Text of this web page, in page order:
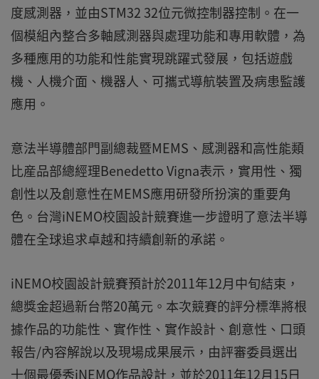
度感測器，並由STM32 32位元微控制器控制。在一
個模組內整合多軸感測器與處理功能和專用軟體，為
多種應用的功能和性能實現跳躍式發展，包括遊戲
機、人機介面、機器人、可攜式導航裝置及病患監護
應用。
意法半導體部門副總裁暨MEMS、感測器和高性能類
比産品部總經理Benedetto Vigna表示，實用性、獨
創性以及創意性在MEMS應用研發所扮演的重要角
色。台灣iNEMO校園設計競賽進一步證明了意法半導
體在全球追求卓越和持續創新的承諾。
iNEMO校園設計競賽預計於2011年12月中旬結束，
總獎金超過新台幣20萬元。本次競賽的評分標準將根
據作品的功能性、實作性、實作設計、創意性、口頭
報告/內容解說以及現場成果展示，由評審委員選出
十個最優秀iNEMO作品設計，並於2011年12月15日